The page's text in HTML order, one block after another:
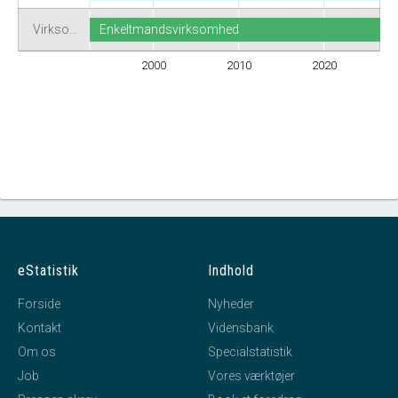
Virkso…
2000 2010 2020
Enkeltmandsvirksomhed
eStatistik
Forside
Kontakt
Om os
Job
Indhold
Nyheder
Vidensbank
Specialstatistik
Vores værktøjer